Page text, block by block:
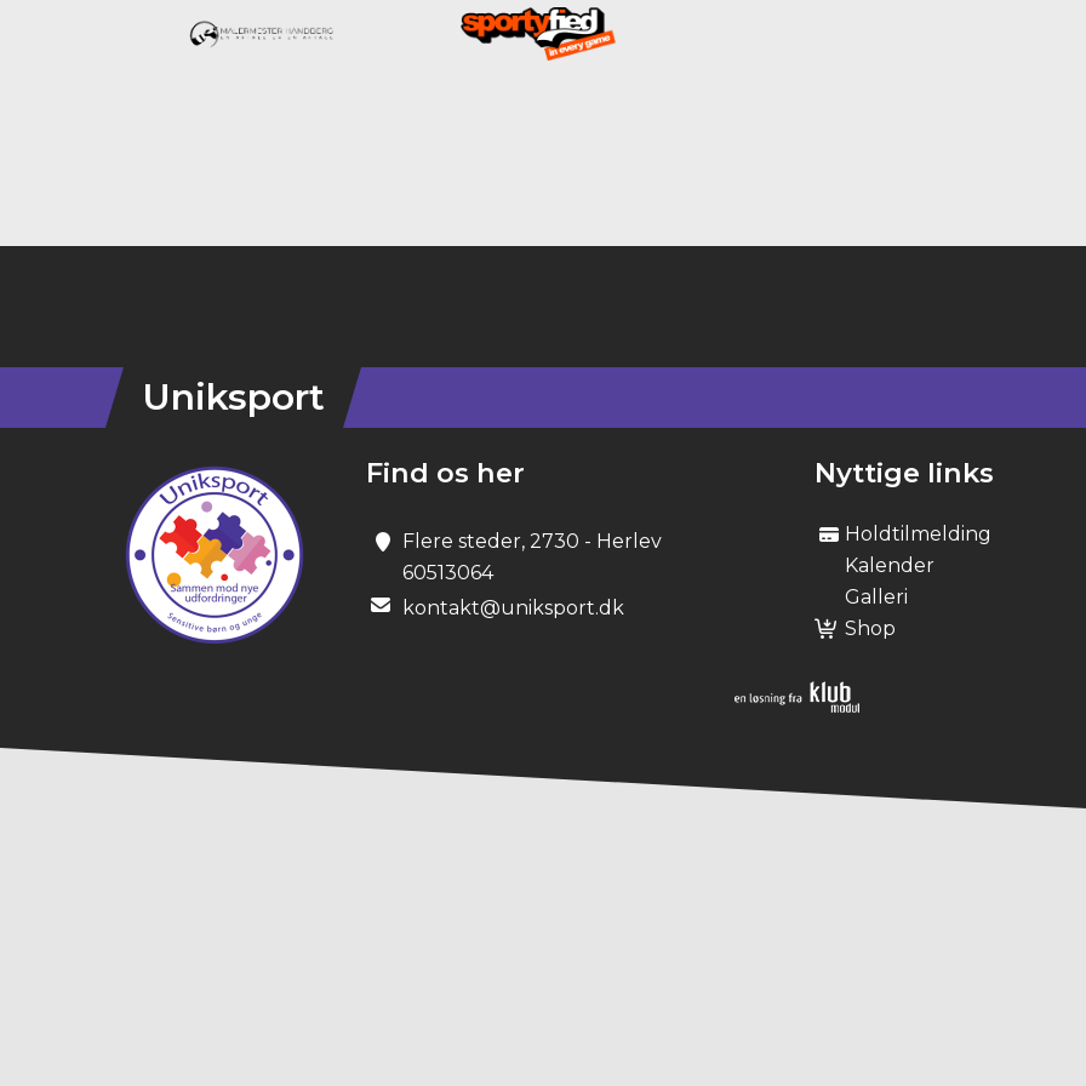
Uniksport
Find os her
Flere steder, 2730 - Herlev
60513064
kontakt@uniksport.dk
Nyttige links
Holdtilmelding
Kalender
Galleri
Shop